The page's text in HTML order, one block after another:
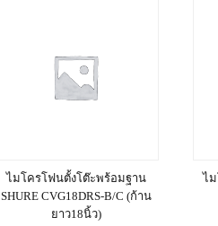
ไมโครโฟนตั้งโต๊ะพร้อมฐาน
SHURE CVG18DRS‐B/C (ก้าน
ยาว18นิ้ว)
ไม